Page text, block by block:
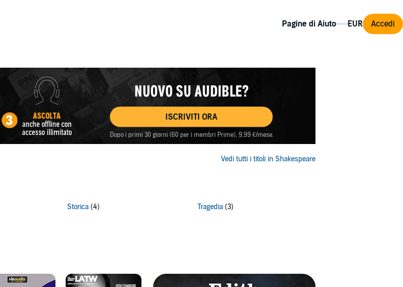
Pagine di Aiuto Accedi
ISCRIVITI ORA
Dopo i primi 30 giorni (60 per i membri Prime), 9,99 €/mese.
Vedi tutti i titoli in Shakespeare
Storica (4) Tragedia (3)